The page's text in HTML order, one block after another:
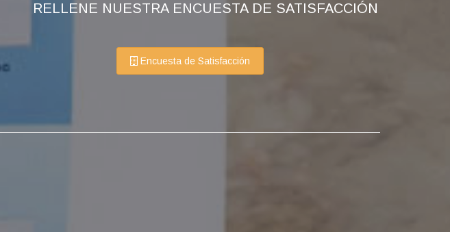
RELLENE NUESTRA ENCUESTA DE SATISFACCIÓN
Encuesta de Satisfacción